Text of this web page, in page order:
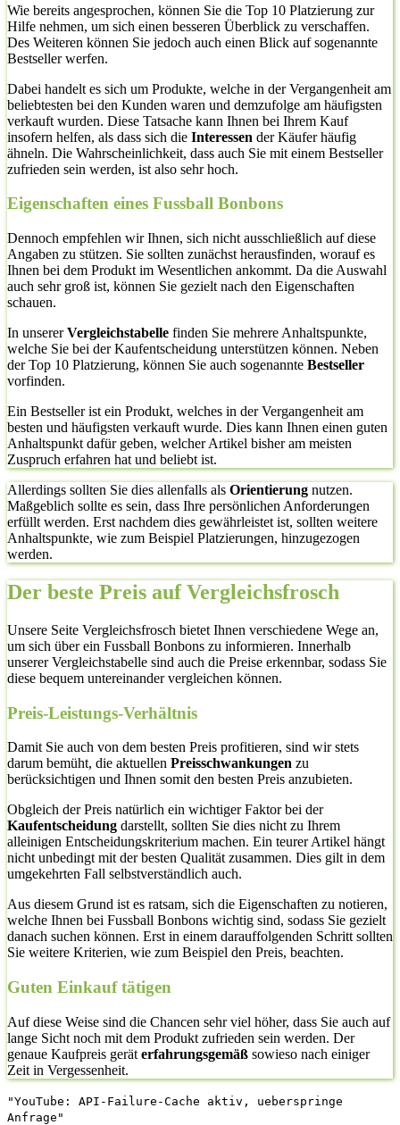
Wie bereits angesprochen, können Sie die Top 10 Platzierung zur
Hilfe nehmen, um sich einen besseren Überblick zu verschaffen.
Des Weiteren können Sie jedoch auch einen Blick auf sogenannte
Bestseller werfen.
Dabei handelt es sich um Produkte, welche in der Vergangenheit am
beliebtesten bei den Kunden waren und demzufolge am häufigsten
verkauft wurden. Diese Tatsache kann Ihnen bei Ihrem Kauf
insofern helfen, als dass sich die Interessen der Käufer häufig
ähneln. Die Wahrscheinlichkeit, dass auch Sie mit einem Bestseller
zufrieden sein werden, ist also sehr hoch.
Eigenschaften eines Fussball Bonbons
Dennoch empfehlen wir Ihnen, sich nicht ausschließlich auf diese
Angaben zu stützen. Sie sollten zunächst herausfinden, worauf es
Ihnen bei dem Produkt im Wesentlichen ankommt. Da die Auswahl
auch sehr groß ist, können Sie gezielt nach den Eigenschaften
schauen.
In unsererVergleichstabelle finden Sie mehrere Anhaltspunkte,
welche Sie bei der Kaufentscheidung unterstützen können. Neben
der Top 10 Platzierung, können Sie auch sogenannte Bestseller
vorfinden.
Ein Bestseller ist ein Produkt, welches in der Vergangenheit am
besten und häufigsten verkauft wurde. Dies kann Ihnen einen guten
Anhaltspunkt dafür geben, welcher Artikel bisher am meisten
Zuspruch erfahren hat und beliebt ist.
Allerdings sollten Sie dies allenfalls als Orientierung nutzen.
Maßgeblich sollte es sein, dass Ihre persönlichen Anforderungen
erfüllt werden. Erst nachdem dies gewährleistet ist, sollten weitere
Anhaltspunkte, wie zum Beispiel Platzierungen, hinzugezogen
werden.
Der beste Preis auf Vergleichsfrosch
Unsere Seite Vergleichsfrosch bietet Ihnen verschiedene Wege an,
um sich über ein Fussball Bonbons zu informieren. Innerhalb
unserer Vergleichstabelle sind auch die Preise erkennbar, sodass Sie
diese bequem untereinander vergleichen können.
Preis-Leistungs-Verhältnis
Damit Sie auch von dem besten Preis profitieren, sind wir stets
darum bemüht, die aktuellen Preisschwankungen zu
berücksichtigen und Ihnen somit den besten Preis anzubieten.
Obgleich der Preis natürlich ein wichtiger Faktor bei der
Kaufentscheidung darstellt, sollten Sie dies nicht zu Ihrem
alleinigen Entscheidungskriterium machen. Ein teurer Artikel hängt
nicht unbedingt mit der besten Qualität zusammen. Dies gilt in dem
umgekehrten Fall selbstverständlich auch.
Aus diesem Grund ist es ratsam, sich die Eigenschaften zu notieren,
welche Ihnen bei Fussball Bonbons wichtig sind, sodass Sie gezielt
danach suchen können. Erst in einem darauffolgenden Schritt sollten
Sie weitere Kriterien, wie zum Beispiel den Preis, beachten.
Guten Einkauf tätigen
Auf diese Weise sind die Chancen sehr viel höher, dass Sie auch auf
lange Sicht noch mit dem Produkt zufrieden sein werden. Der
genaue Kaufpreis gerät erfahrungsgemäß sowieso nach einiger
Zeit in Vergessenheit.
"YouTube: API-Failure-Cache aktiv, ueberspringe
Anfrage"